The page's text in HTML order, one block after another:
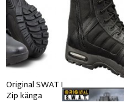
Original SWAT Metro Air Side
Zip känga